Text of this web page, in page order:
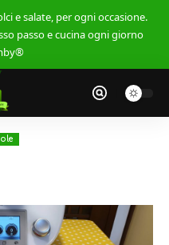
e salate, per ogni occasione.
passo e cucina ogni giorno